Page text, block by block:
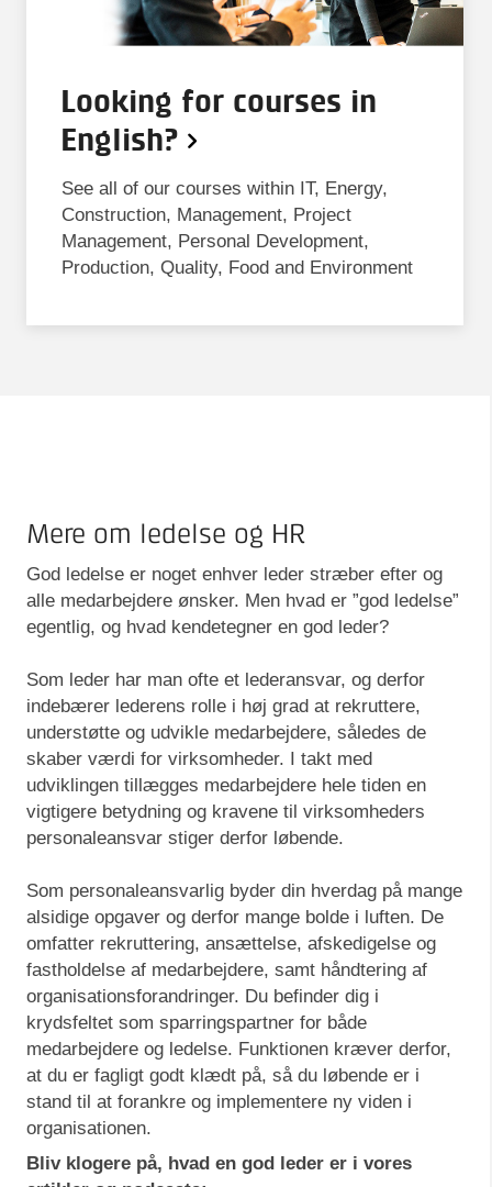
Looking for courses in
English?
See all of our courses within IT, Energy,
Construction, Management, Project
Management, Personal Development,
Production, Quality, Food and Environment
Mere om ledelse og HR
God ledelse er noget enhver leder stræber efter og
alle medarbejdere ønsker. Men hvad er ”god ledelse”
egentlig, og hvad kendetegner en god leder?
Som leder har man ofte et lederansvar, og derfor
indebærer lederens rolle i høj grad at rekruttere,
understøtte og udvikle medarbejdere, således de
skaber værdi for virksomheder. I takt med
udviklingen tillægges medarbejdere hele tiden en
vigtigere betydning og kravene til virksomheders
personaleansvar stiger derfor løbende.
Som personaleansvarlig byder din hverdag på mange
alsidige opgaver og derfor mange bolde i luften. De
omfatter rekruttering, ansættelse, afskedigelse og
fastholdelse af medarbejdere, samt håndtering af
organisationsforandringer. Du befinder dig i
krydsfeltet som sparringspartner for både
medarbejdere og ledelse. Funktionen kræver derfor,
at du er fagligt godt klædt på, så du løbende er i
stand til at forankre og implementere ny viden i
organisationen.
Bliv klogere på, hvad en god leder er i vores